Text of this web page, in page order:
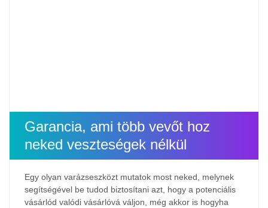
Garancia, ami több vevőt hoz
neked veszteségek nélkül
Egy olyan varázseszközt mutatok most neked, melynek
segítségével be tudod biztosítani azt, hogy a potenciális
vásárlód valódi vásárlóvá váljon, még akkor is hogyha